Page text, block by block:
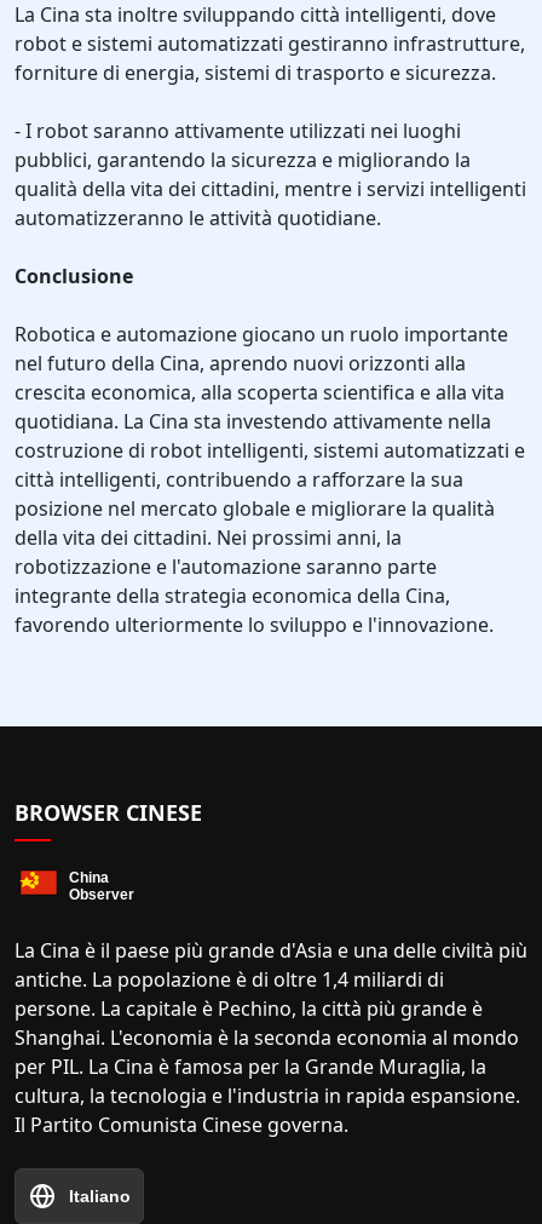
La Cina sta inoltre sviluppando città intelligenti, dove
robot e sistemi automatizzati gestiranno infrastrutture,
forniture di energia, sistemi di trasporto e sicurezza.
- I robot saranno attivamente utilizzati nei luoghi
pubblici, garantendo la sicurezza e migliorando la
qualità della vita dei cittadini, mentre i servizi intelligenti
automatizzeranno le attività quotidiane.
Conclusione
Robotica e automazione giocano un ruolo importante
nel futuro della Cina, aprendo nuovi orizzonti alla
crescita economica, alla scoperta scientifica e alla vita
quotidiana. La Cina sta investendo attivamente nella
costruzione di robot intelligenti, sistemi automatizzati e
città intelligenti, contribuendo a rafforzare la sua
posizione nel mercato globale e migliorare la qualità
della vita dei cittadini. Nei prossimi anni, la
robotizzazione e l'automazione saranno parte
integrante della strategia economica della Cina,
favorendo ulteriormente lo sviluppo e l'innovazione.
BROWSER CINESE
La Cina è il paese più grande d'Asia e una delle civiltà più
antiche. La popolazione è di oltre 1,4 miliardi di
persone. La capitale è Pechino, la città più grande è
Shanghai. L'economia è la seconda economia al mondo
per PIL. La Cina è famosa per la Grande Muraglia, la
cultura, la tecnologia e l'industria in rapida espansione.
Il Partito Comunista Cinese governa.
Italiano